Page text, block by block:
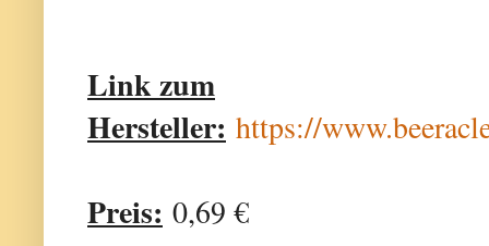
Link zum
Hersteller: https://
Preis: 0,69 €